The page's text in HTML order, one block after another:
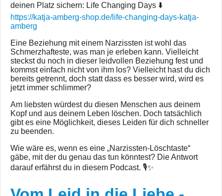
deinen Platz sichern: Life Changing Days ⬇️
https://katja-amberg-shop.de/life-changing-days-katja-
amberg
Eine Beziehung mit einem Narzissten ist wohl das
Schmerzhafteste, was man je erleben kann. Vielleicht
steckst du noch in dieser leidvollen Beziehung fest und
kommst einfach nicht von ihm los? Vielleicht hast du dich
bereits getrennt, doch statt dass es besser wird, wird es
jetzt immer schlimmer?
Am liebsten würdest du diesen Menschen aus deinem
Kopf und aus deinem Leben löschen. Doch tatsächlich
gibt es eine Möglichkeit, dieses Leiden für dich schneller
zu beenden.
Wie wäre es, wenn es eine „Narzissten-Löschtaste“
gäbe, mit der du genau das tun könntest? Die Antwort
darauf erfährst du in diesem Podcast. 🎙️✨